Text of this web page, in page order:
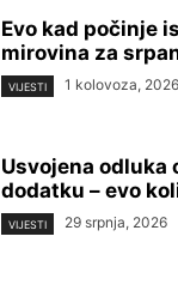
Evo kad počinje
mirovina za
VIJESTI 1 kolovoza, 2026
Usvojena odluka
dodatku – evo
VIJESTI 29 srpnja, 2026